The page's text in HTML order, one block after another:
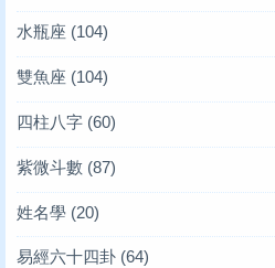
水瓶座 (104)
雙魚座 (104)
四柱八字 (60)
紫微斗數 (87)
姓名學 (20)
易經六十四卦 (64)